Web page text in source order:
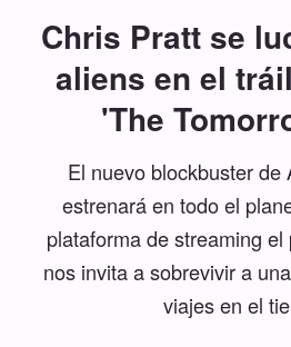
Chris Pratt se
aliens en el
'The
El nuevo blockbuster de
estrenará en todo el
plataforma de streaming
nos invita a sobrevivir a
viajes en el